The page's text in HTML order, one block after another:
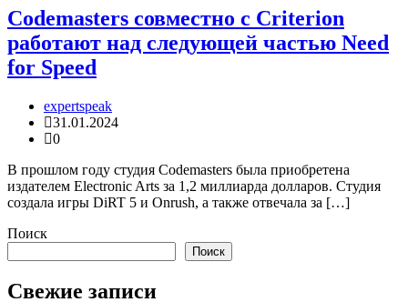
Codemasters совместно с Criterion
работают над следующей частью Need
for Speed
expertspeak
31.01.2024
0
В прошлом году студия Codemasters была приобретена
издателем Electronic Arts за 1,2 миллиарда долларов. Студия
создала игры DiRT 5 и Onrush, а также отвечала за […]
Поиск
Поиск
Свежие записи